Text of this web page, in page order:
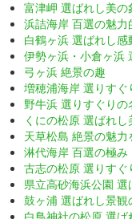
富津岬 選ばれし美の
浜詰海岸 百選の魅力
白鶴ヶ浜 選ばれし感
伊勢ヶ浜・小倉ヶ浜
弓ヶ浜 絶景の趣
増穂浦海岸 選りす
野牛浜 選りすぐりの
くにの松原 選ばれ
天草松島 絶景の魅
淋代海岸 百選の極み
古志の松原 選りすぐ
県立高砂海浜公園
鼓ヶ浦 選ばれし景観
白鳥神社の松原 選